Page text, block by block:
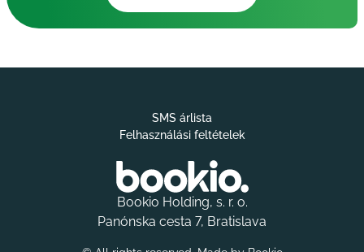
SMS árlista
Felhasználási feltételek
Bookio Holding, s. r. o.
Panónska cesta 7, Bratislava